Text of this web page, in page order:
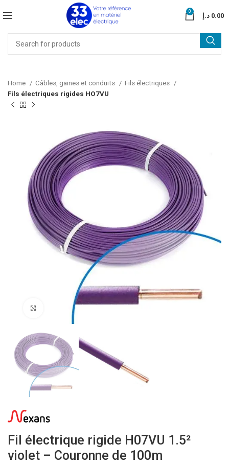
0
0.00 د.إ
Home Câbles, gaines et conduits
Fils électriques
Fils électriques rigides HO7VU
Click to enlarge
Fil électrique rigide H07VU 1.5²
violet – Couronne de 100m